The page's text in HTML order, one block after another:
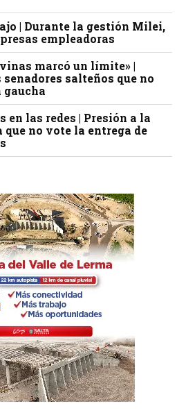
| Durante la gestión Milei,
empleadoras
marcó un límite» |
salteños que no
en las redes | Presión a la
no vote la entrega de